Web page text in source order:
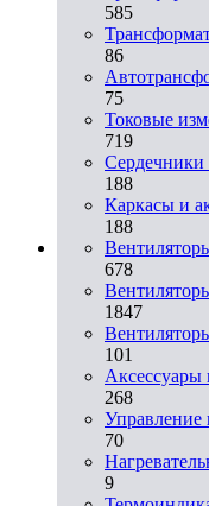
585
86
75
Токовые
719
Сердечники
188
Каркасы и
188
678
1847
101
Аксессуары
268
Управление
70
9